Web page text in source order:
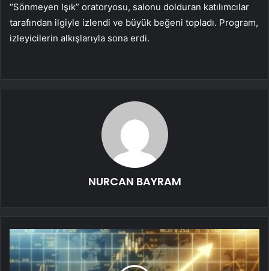
“Sönmeyen Işık” oratoryosu, salonu dolduran katılımcılar
tarafından ilgiyle izlendi ve büyük beğeni topladı. Program,
izleyicilerin alkışlarıyla sona erdi.
NURCAN BAYRAM